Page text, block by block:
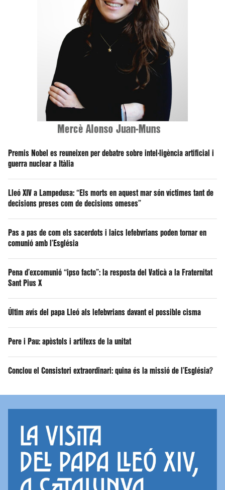
Premis Nobel es reuneixen per debatre sobre intel·ligència artificial i
guerra nuclear a Itàlia
Lleó XIV a Lampedusa: “Els morts en aquest mar són víctimes tant de
decisions preses com de decisions omeses”
Pas a pas de com els sacerdots i laics lefebvrians poden tornar en
comunió amb l’Església
Pena d’excomunió “ipso facto”: la resposta del Vaticà a la Fraternitat
Sant Pius X
Últim avís del papa Lleó als lefebvrians davant el possible cisma
Pere i Pau: apòstols i artífexs de la unitat
Conclou el Consistori extraordinari: quina és la missió de l’Església?